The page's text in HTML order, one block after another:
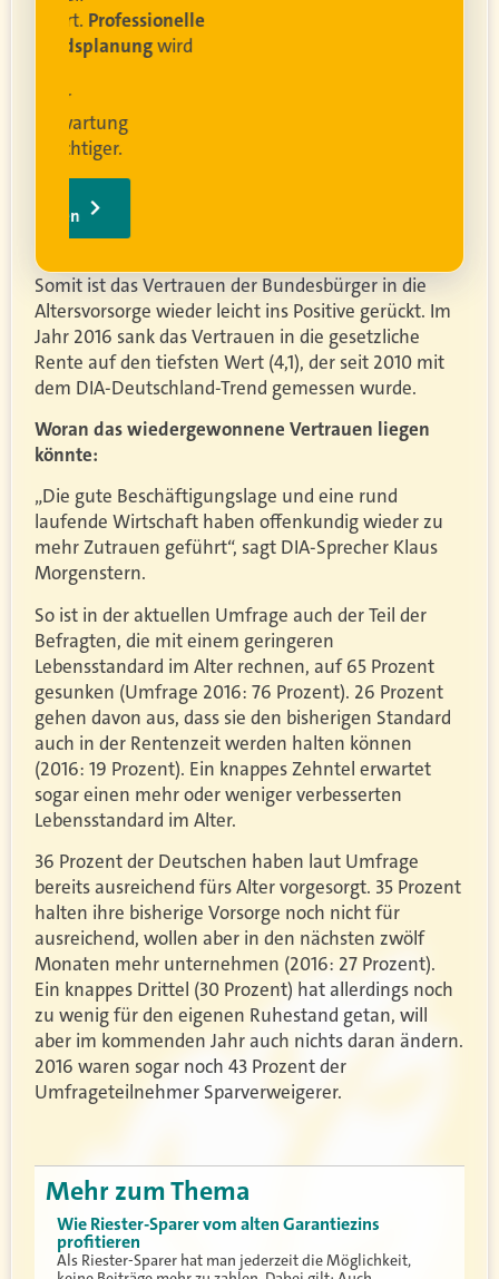
wird
Somit ist das Vertrauen der Bundesbürger in die
Altersvorsorge wieder leicht ins Positive gerückt. Im
Jahr 2016 sank das Vertrauen in die gesetzliche
Rente auf den tiefsten Wert (4,1), der seit 2010 mit
dem DIA-Deutschland-Trend gemessen wurde.
Woran das wiedergewonnene Vertrauen liegen
könnte:
„Die gute Beschäftigungslage und eine rund
laufende Wirtschaft haben offenkundig wieder zu
mehr Zutrauen geführt“, sagt DIA-Sprecher Klaus
Morgenstern.
So ist in der aktuellen Umfrage auch der Teil der
Befragten, die mit einem geringeren
Lebensstandard im Alter rechnen, auf 65 Prozent
gesunken (Umfrage 2016: 76 Prozent). 26 Prozent
gehen davon aus, dass sie den bisherigen Standard
auch in der Rentenzeit werden halten können
(2016: 19 Prozent). Ein knappes Zehntel erwartet
sogar einen mehr oder weniger verbesserten
Lebensstandard im Alter.
36 Prozent der Deutschen haben laut Umfrage
bereits ausreichend fürs Alter vorgesorgt. 35 Prozent
halten ihre bisherige Vorsorge noch nicht für
ausreichend, wollen aber in den nächsten zwölf
Monaten mehr unternehmen (2016: 27 Prozent).
Ein knappes Drittel (30 Prozent) hat allerdings noch
zu wenig für den eigenen Ruhestand getan, will
aber im kommenden Jahr auch nichts daran ändern.
2016 waren sogar noch 43 Prozent der
Umfrageteilnehmer Sparverweigerer.
Mehr zum Thema
Wie Riester-Sparer vom alten Garantiezins
profitieren
Als Riester-Sparer hat man jederzeit die Möglichkeit,